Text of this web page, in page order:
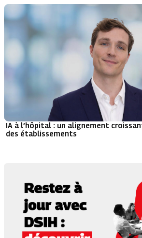
IA à l’hôpital : un alignement
des établissements